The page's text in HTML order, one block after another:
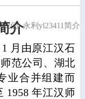
我们-​永利yl23411简介
介
月由原江汉石
范公司、湖北
业合并组建而
1958 年江汉师